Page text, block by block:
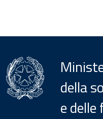
della
e